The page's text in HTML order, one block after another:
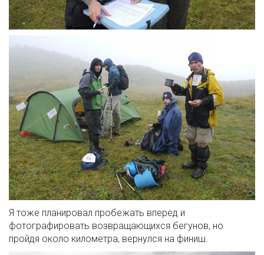
Я тоже планировал пробежать вперед и
фотографировать возвращающихся бегунов, но
пройдя около километра, вернулся на финиш.